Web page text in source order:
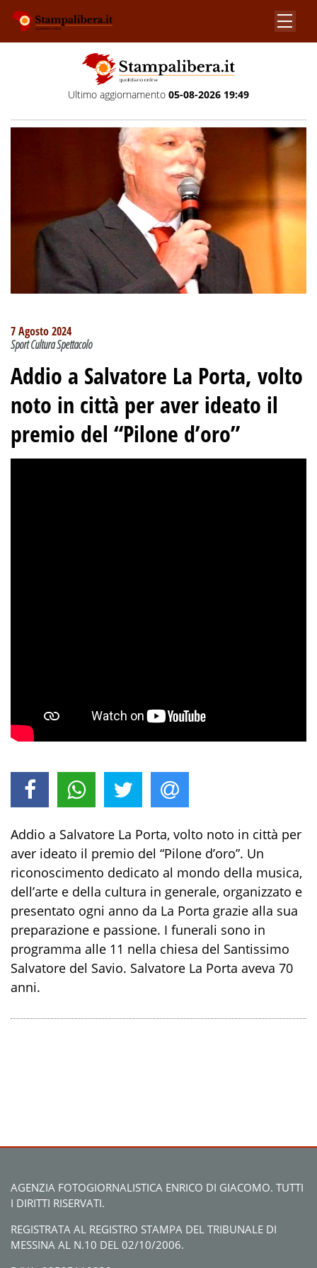
Ultimo aggiornamento 05-08-2026 19:49
7 Agosto 2024
Sport Cultura Spettacolo
Addio a Salvatore La Porta, volto
noto in città per aver ideato il
premio del “Pilone d’oro”
Addio a Salvatore La Porta, volto noto in città per
aver ideato il premio del “Pilone d’oro”. Un
riconoscimento dedicato al mondo della musica,
dell’arte e della cultura in generale, organizzato e
presentato ogni anno da La Porta grazie alla sua
preparazione e passione. I funerali sono in
programma alle 11 nella chiesa del Santissimo
Salvatore del Savio. Salvatore La Porta aveva 70
anni.
AGENZIA FOTOGIORNALISTICA ENRICO DI GIACOMO. TUTTI
I DIRITTI RISERVATI.
REGISTRATA AL REGISTRO STAMPA DEL TRIBUNALE DI
MESSINA AL N.10 DEL 02/10/2006.